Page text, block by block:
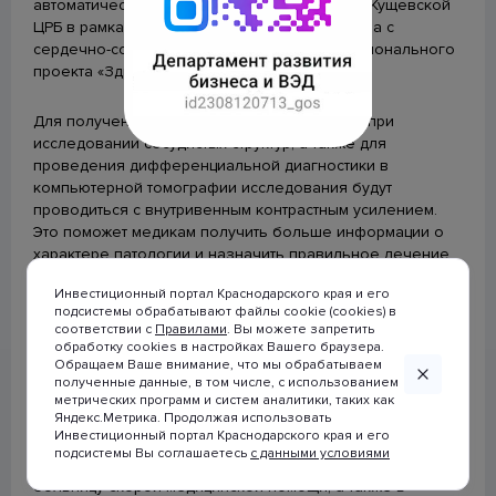
автоматическим инъектором приобрели для Кущевской
ЦРБ в рамках регионального проекта «Борьба с
сердечно-сосудистыми заболеваниями» национального
проекта «Здравоохранение».
Для получения качественных изображений при
исследовании сосудистых структур, а также для
проведения дифференциальной диагностики в
компьютерной томографии исследования будут
проводиться с внутривенным контрастным усилением.
Это поможет медикам получить больше информации о
характере патологии и назначить правильное лечение.
Как рассказали в министерстве здравоохранения
Краснодарского края, записаться на обследование
жители Кущевского района смогут в участковой
поликлинике по месту жительства.
Всего по проекту «Борьба с сердечно-сосудистыми
заболеваниями» в 2021 году приобрели четыре
компьютерных томографа. Они поступили в краевую
больницу скорой медицинской помощи, а также в
строительства (ЕИСЖС)
Календарь предоставления статистической отчетности
Будь в курсе
© 2007-2026 Инвестиционный портал
Краснодарского края
При использовании материалов
ссылка на сайт
www.investkuban.ruобязательна
Инвестиционный портал Краснодарского края и его
подсистемы обрабатывают файлы cookie (cookies) в
соответствии с Правилами. Вы можете запретить
обработку cookies в настройках Вашего браузера.
Обращаем Ваше внимание, что мы обрабатываем
полученные данные, в том числе, с использованием
метрических программ и систем аналитики, таких как
Яндекс.Метрика. Продолжая использовать
Инвестиционный портал Краснодарского края и его
подсистемы Вы соглашаетесь с данными условиями